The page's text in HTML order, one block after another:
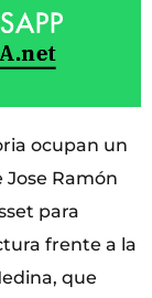
ocupan un
Ramón
para
frente a la
que